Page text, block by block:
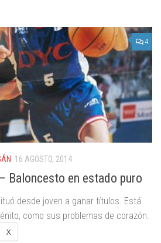
4
16 AGOSTO, 2014
Baloncesto en estado puro
desde joven a ganar títulos. Está
como sus problemas de corazón.
X